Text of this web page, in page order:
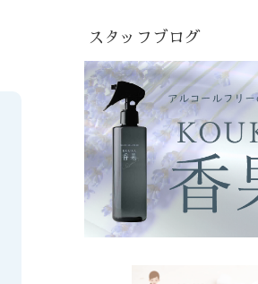
スタッフブログ